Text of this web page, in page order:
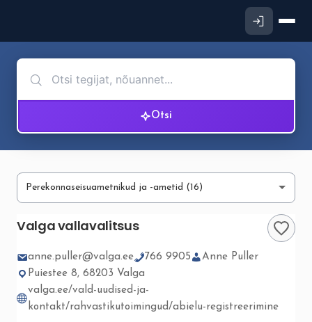
Otsi
Valga vallavalitsus
anne.puller@valga.ee 766 9905
Anne Puller
Puiestee 8, 68203 Valga
valga.ee/vald-uudised-ja-
kontakt/rahvastikutoimingud/abielu-registreerimine